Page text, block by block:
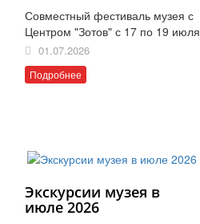
Совместный фестиваль музея с
Центром "Зотов" с 17 по 19 июля
01.07.2026
Подробнее
Экскурсии музея в
июле 2026